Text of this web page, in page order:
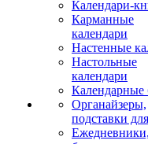
Календари-
Карманные
календари
Настенные
Настольные
календари
Календарные
Органайзеры,
подставки
Ежедневники,